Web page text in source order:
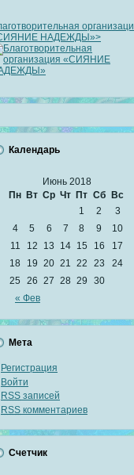
НАДЕЖДЫ»>
Календарь
Июнь 2018
Пн Вт Ср Чт Пт Сб Вс
« Фев
1 2
3
4
5 6 7 8 9
10
11
12 13 14 15 16
17
18
19 20 21 22 23
24
25
26 27 28 29 30
Мета
Регистрация
Войти
RSS записей
RSS комментариев
Счетчик